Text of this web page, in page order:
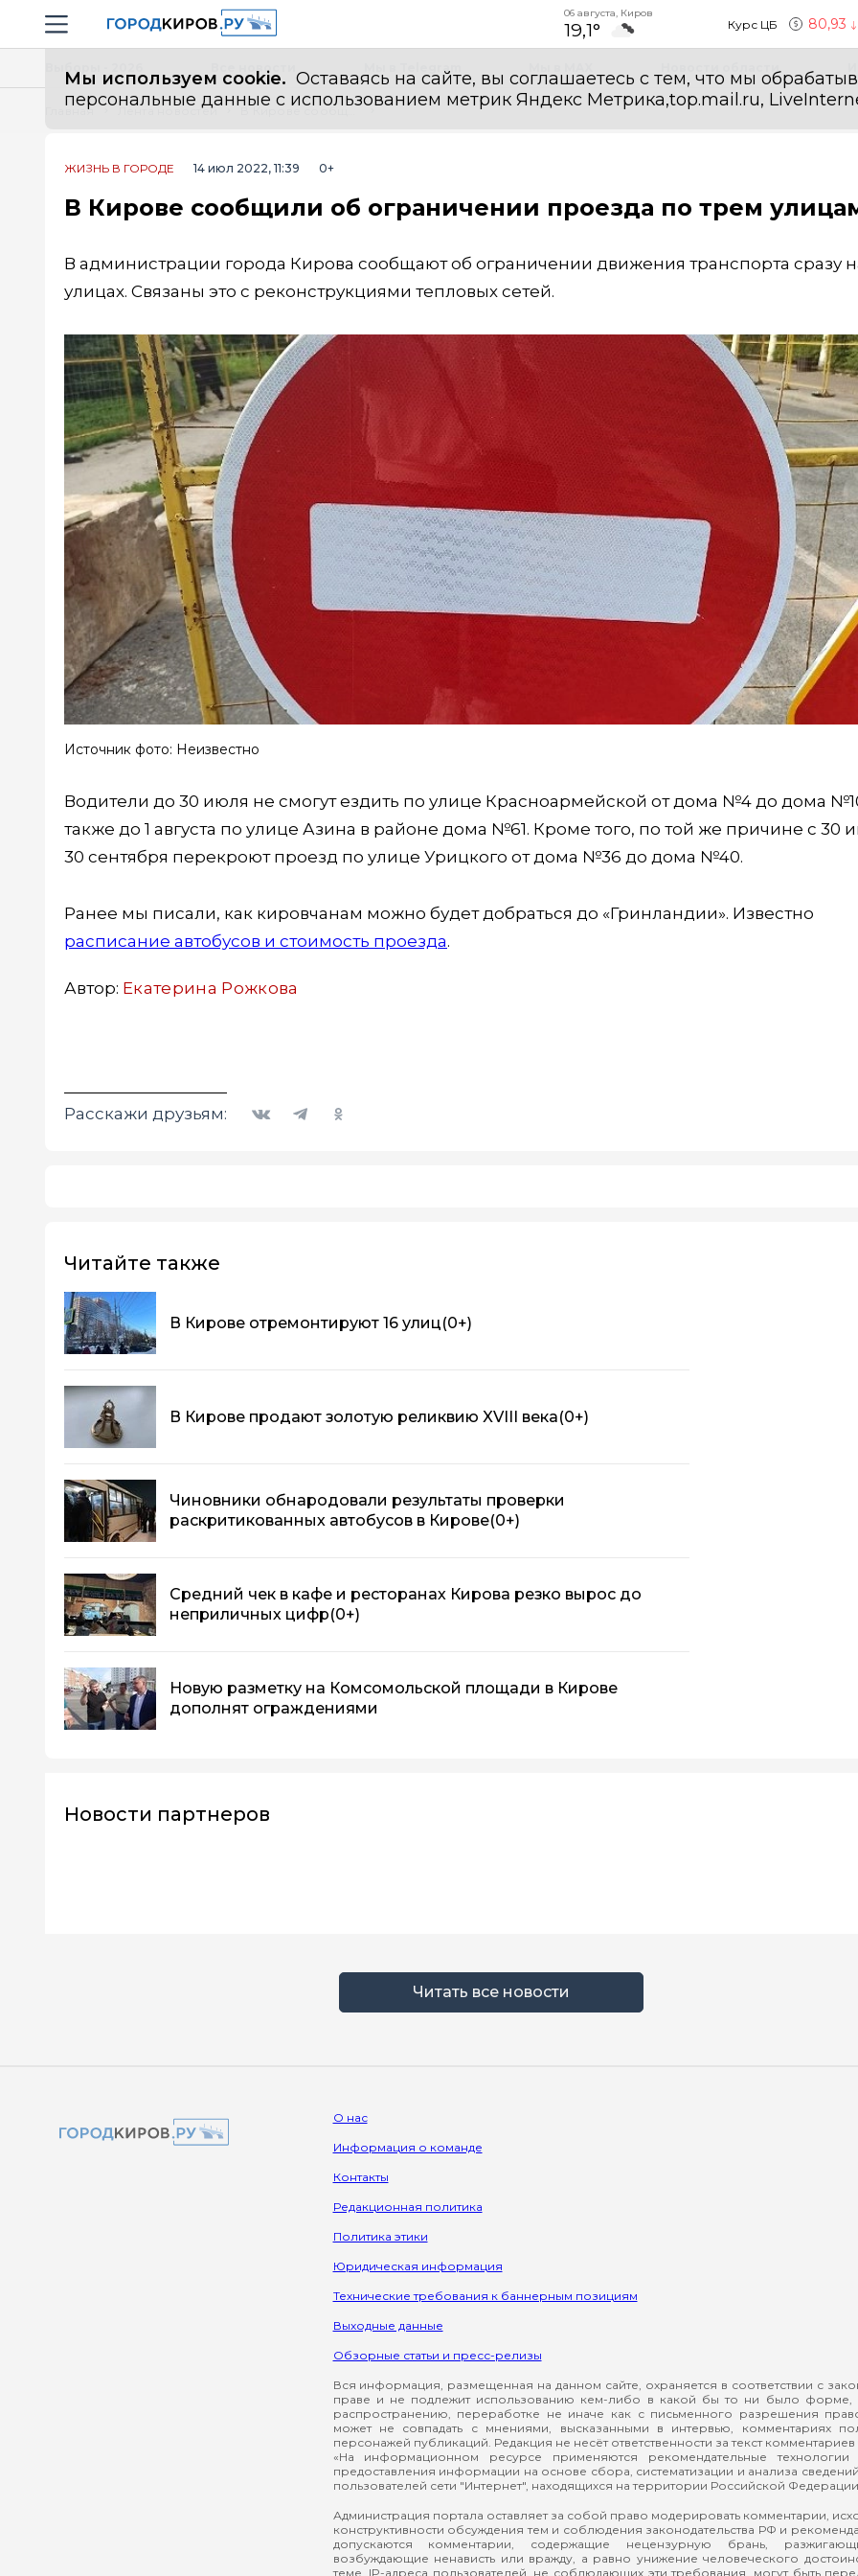
Навигация сайта
06 августа, Киров
19,1° Курс ЦБ 80,93
Мы используем cookie. Оставаясь на сайте, вы соглашаетесь с тем, что мы
персональные данные с использованием метрик Яндекс Метрика,top.mail.ru,
Все новости
Главная Лента новостей
ЖИЗНЬ В ГОРОДЕ 14 июл 2022, 11:39 0+
В Кирове сообщили об ограничении проезда по трем
В администрации города Кирова сообщают об ограничении движения транспорта сразу
улицах. Связаны это с реконструкциями тепловых сетей.
Источник фото: Неизвестно
Водители до 30 июля не смогут ездить по улице Красноармейской от дома №4 до дома
также до 1 августа по улице Азина в районе дома №61. Кроме того, по той же причине с 30
30 сентября перекроют проезд по улице Урицкого от дома №36 до дома №40.
Ранее мы писали, как кировчанам можно будет добраться до «Гринландии». Известно
расписание автобусов и стоимость проезда.
Автор: Екатерина Рожкова
Расскажи друзьям:
Читайте также
В Кирове отремонтируют 16 улиц(0+)
В Кирове продают золотую реликвию XVIII века(0+)
Чиновники обнародовали результаты проверки
раскритикованных автобусов в Кирове(0+)
Средний чек в кафе и ресторанах Кирова резко вырос до
неприличных цифр(0+)
Новую разметку на Комсомольской площади в Кирове
дополнят ограждениями
Новости партнеров
Читать все новости
О нас
Информация о команде
Контакты
Редакционная политика
Политика этики
Юридическая информация
Технические требования к баннерным позициям
Выходные данные
Обзорные статьи и пресс-релизы
Вся информация, размещенная на данном сайте, охраняется в соответствии с
праве и не подлежит использованию кем-либо в какой бы то ни было форме,
распространению, переработке не иначе как с письменного разрешения
может не совпадать с мнениями, высказанными в интервью, комментариях
персонажей публикаций. Редакция не несёт ответственности за текст комментариев
«На информационном ресурсе применяются рекомендательные технологии
предоставления информации на основе сбора, систематизации и анализа
пользователей сети "Интернет", находящихся на территории Российской
Администрация портала оставляет за собой право модерировать комментарии,
конструктивности обсуждения тем и соблюдения законодательства РФ и
допускаются комментарии, содержащие нецензурную брань,
возбуждающие ненависть или вражду, а равно унижение человеческого
теме. IP-адреса пользователей, не соблюдающих эти требования, могут быть